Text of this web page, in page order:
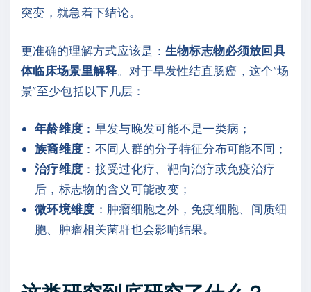
突变，就急着下结论。
更准确的理解方式应该是： 生物标志物必须放回具
体临床场景里解释 。对于早发性结直肠癌，这个“场
景”至少包括以下几层：
年龄维度 ：早发与晚发可能不是一类病；
族裔维度 ：不同人群的分子特征分布可能不同；
治疗维度 ：接受过化疗、靶向治疗或免疫治疗
后，标志物的含义可能改变；
微环境维度 ：肿瘤细胞之外，免疫细胞、间质细
胞、肿瘤相关菌群也会影响结果。